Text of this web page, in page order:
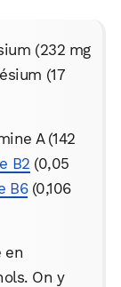
(232 mg
(17
A (142
B2 (0,05
B6(0,106
en
On y